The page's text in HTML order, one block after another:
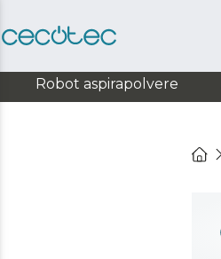
Robot aspirapolvere